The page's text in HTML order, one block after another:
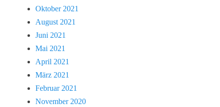
Oktober 2021
August 2021
Juni 2021
Mai 2021
April 2021
März 2021
Februar 2021
November 2020